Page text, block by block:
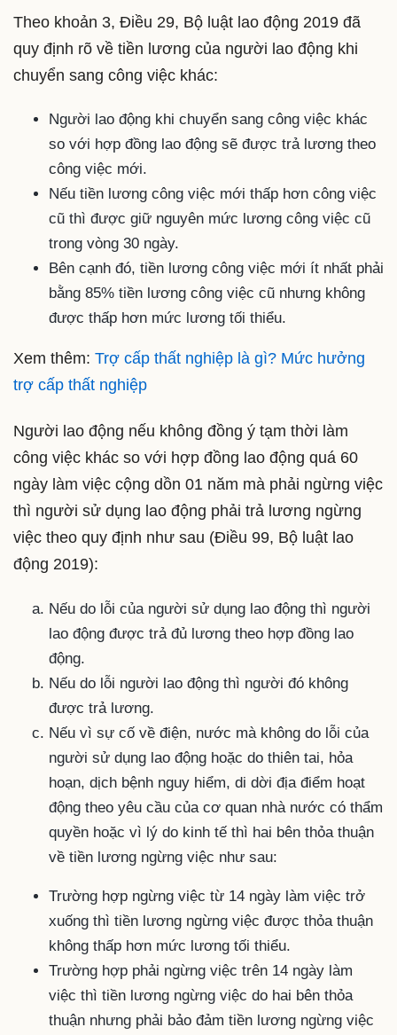
Theo khoản 3, Điều 29, Bộ luật lao động 2019 đã
quy định rõ về tiền lương của người lao động khi
chuyển sang công việc khác:
Người lao động khi chuyển sang công việc khác
so với hợp đồng lao động sẽ được trả lương theo
công việc mới.
Nếu tiền lương công việc mới thấp hơn công việc
cũ thì được giữ nguyên mức lương công việc cũ
trong vòng 30 ngày.
Bên cạnh đó, tiền lương công việc mới ít nhất phải
bằng 85% tiền lương công việc cũ nhưng không
được thấp hơn mức lương tối thiểu.
Xem thêm: Trợ cấp thất nghiệp là gì? Mức hưởng
trợ cấp thất nghiệp
Người lao động nếu không đồng ý tạm thời làm
công việc khác so với hợp đồng lao động quá 60
ngày làm việc cộng dồn 01 năm mà phải ngừng việc
thì người sử dụng lao động phải trả lương ngừng
việc theo quy định như sau (Điều 99, Bộ luật lao
động 2019):
Nếu do lỗi của người sử dụng lao động thì người
lao động được trả đủ lương theo hợp đồng lao
động.
Nếu do lỗi người lao động thì người đó không
được trả lương.
Nếu vì sự cố về điện, nước mà không do lỗi của
người sử dụng lao động hoặc do thiên tai, hỏa
hoạn, dịch bệnh nguy hiểm, di dời địa điểm hoạt
động theo yêu cầu của cơ quan nhà nước có thẩm
quyền hoặc vì lý do kinh tế thì hai bên thỏa thuận
về tiền lương ngừng việc như sau:
Trường hợp ngừng việc từ 14 ngày làm việc trở
xuống thì tiền lương ngừng việc được thỏa thuận
không thấp hơn mức lương tối thiểu.
Trường hợp phải ngừng việc trên 14 ngày làm
việc thì tiền lương ngừng việc do hai bên thỏa
thuận nhưng phải bảo đảm tiền lương ngừng việc